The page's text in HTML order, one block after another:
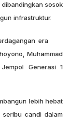
sosok
infrastruktur.
era
Muhammad
Generasi 1
lebih hebat
seribu candi dalam